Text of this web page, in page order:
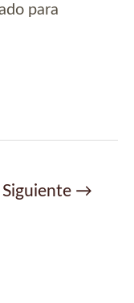
para
Siguiente →